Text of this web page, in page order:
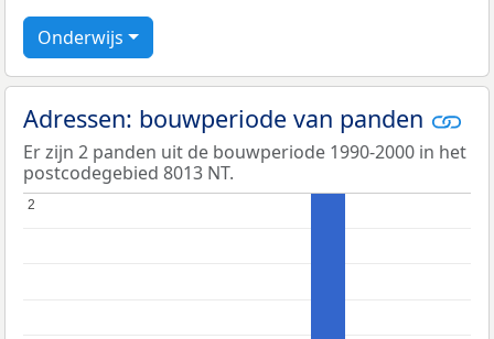
Onderwijs
Adressen: bouwperiode van panden
Er zijn 2 panden uit de bouwperiode 1990-2000 in het
postcodegebied 8013 NT.
2
2